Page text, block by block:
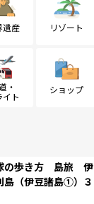
遺産 リゾート
・
イト
ショップ
の歩き方 島旅 伊
（伊豆諸島①）３